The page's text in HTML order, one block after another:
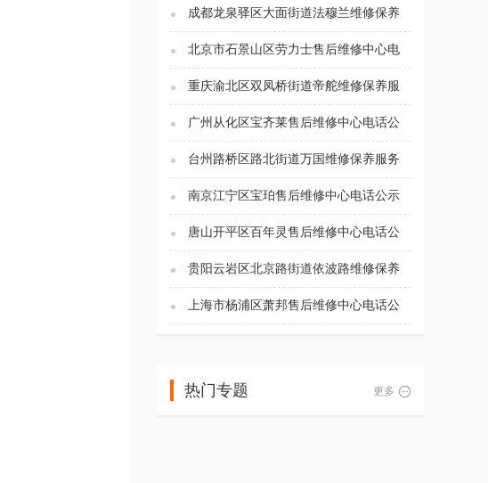
成都龙泉驿区大面街道法穆兰维修保养
服务电话（2026年7月最新）
北京市石景山区劳力士售后维修中心电
话公示（2026年7月最新）
重庆渝北区双凤桥街道帝舵维修保养服
务电话（2026年7月最新）
广州从化区宝齐莱售后维修中心电话公
示（2026年7月最新）
台州路桥区路北街道万国维修保养服务
电话（2026年7月最新）
南京江宁区宝珀售后维修中心电话公示
（2026年7月最新）
唐山开平区百年灵售后维修中心电话公
示（2026年7月最新）
贵阳云岩区北京路街道依波路维修保养
服务电话（2026年7月最新）
上海市杨浦区萧邦售后维修中心电话公
示（2026年7月最新）
热门专题 更多